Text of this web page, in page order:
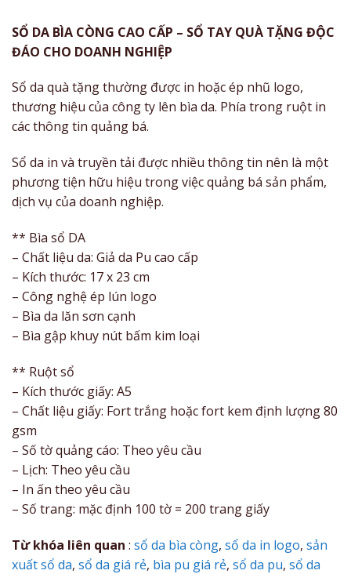
SỔ DA BÌA CÒNG CAO CẤP – SỔ TAY QUÀ TẶNG ĐỘC
ĐÁO CHO DOANH NGHIỆP
Sổ da quà tặng thường được in hoặc ép nhũ logo,
thương hiệu của công ty lên bìa da. Phía trong ruột in
các thông tin quảng bá.
Sổ da in và truyền tải được nhiều thông tin nên là một
phương tiện hữu hiệu trong việc quảng bá sản phẩm,
dịch vụ của doanh nghiệp.
** Bìa sổ DA
– Chất liệu da: Giả da Pu cao cấp
– Kích thước: 17 x 23 cm
– Công nghệ ép lún logo
– Bìa da lăn sơn cạnh
– Bìa gập khuy nút bấm kim loại
** Ruột sổ
– Kích thước giấy: A5
– Chất liệu giấy: Fort trắng hoặc fort kem định lượng 80
gsm
– Số tờ quảng cáo: Theo yêu cầu
– Lịch: Theo yêu cầu
– In ấn theo yêu cầu
– Số trang: mặc định 100 tờ = 200 trang giấy
Từ khóa liên quan : sổ da bìa còng, sổ da in logo, sản
xuất sổ da, sổ da giá rẻ, bìa pu giá rẻ, sổ da pu, sổ da